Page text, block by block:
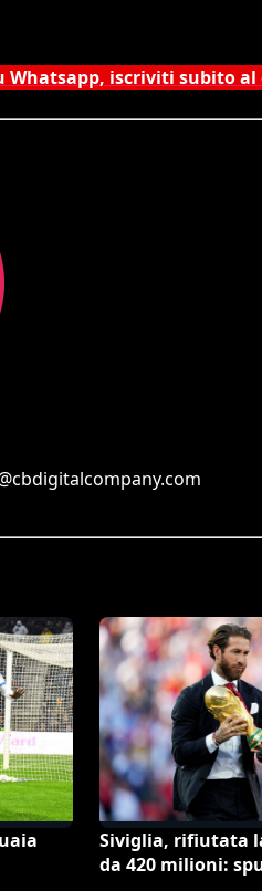
Whatsapp, iscriviti subito al
Siviglia, rifiutata
da 420 milioni: